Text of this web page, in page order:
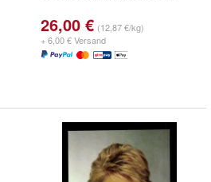
26,00 € (12,87 €/kg)
+ 6,00 € Versand